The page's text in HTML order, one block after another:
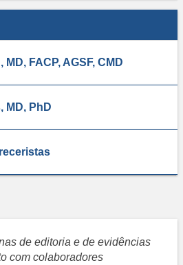
FACP, AGSF, CMD
MD, PhD
de editoria e de evidências
com colaboradores